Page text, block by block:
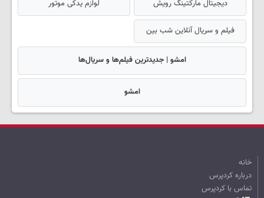
دیجیتال مارکتینگ رویش لوازم یدکی موتور
فیلم و سریال آنلاین شب بین
امشو | جدیدترین فیلم‌ها و سریال‌ها
امشو
خانه
درباره کردپرس
تماس با کردپرس